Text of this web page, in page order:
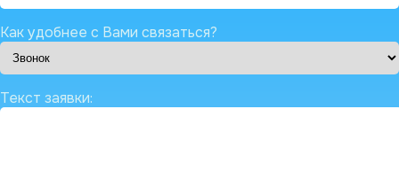
Как удобнее с Вами связаться?
Текст заявки: